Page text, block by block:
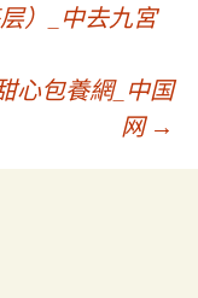
）_中去九宮
心包養網_中国
网 →